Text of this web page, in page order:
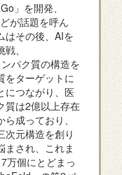
」を開発、
が話題を呼ん
はその後、AIを
、
パク質の構造を
をターゲットに
につながり、医
質は2億以上存在
成っており、
次元構造を創り
まされ、これま
万個にとどまっ